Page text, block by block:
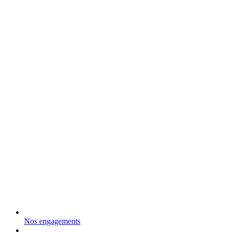
Nos engagements